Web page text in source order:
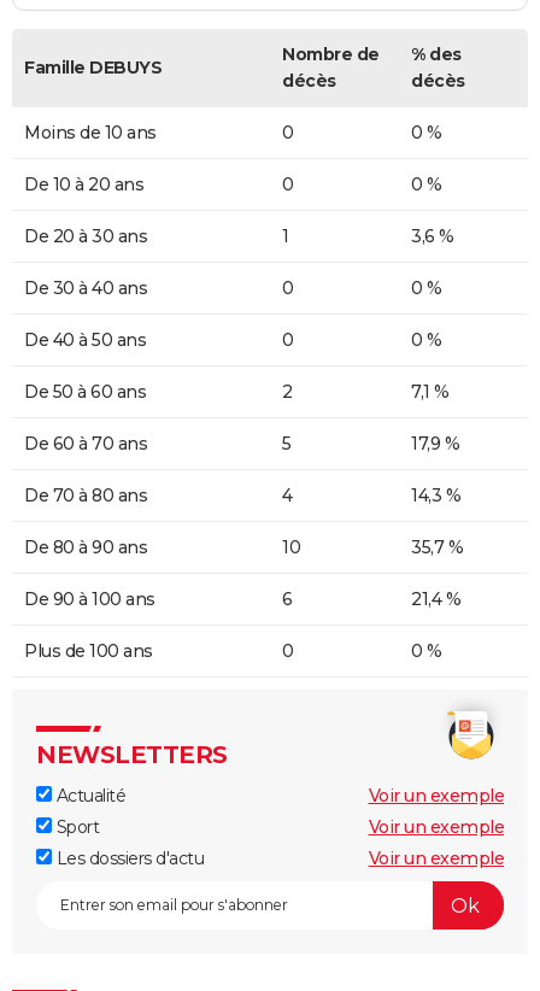
Famille DEBUYS
Nombre de
décès
% des
décès
Moins de 10 ans 0 0 %
De 10 à 20 ans 0 0 %
De 20 à 30 ans 1 3,6 %
De 30 à 40 ans 0 0 %
De 40 à 50 ans 0 0 %
De 50 à 60 ans 2 7,1 %
De 60 à 70 ans 5 17,9 %
De 70 à 80 ans 4 14,3 %
De 80 à 90 ans 10 35,7 %
De 90 à 100 ans 6 21,4 %
Plus de 100 ans 0 0 %
NEWSLETTERS
Actualité
Voir un exemple
Sport
Voir un exemple
Les dossiers d'actu
Voir un exemple